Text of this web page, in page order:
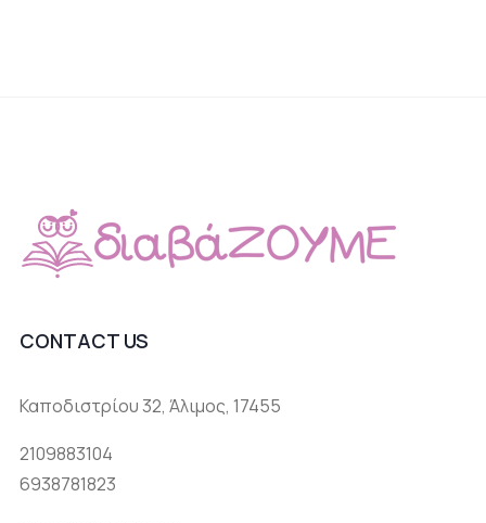
CONTACT US
Καποδιστρίου 32, Άλιμος, 17455
2109883104
6938781823